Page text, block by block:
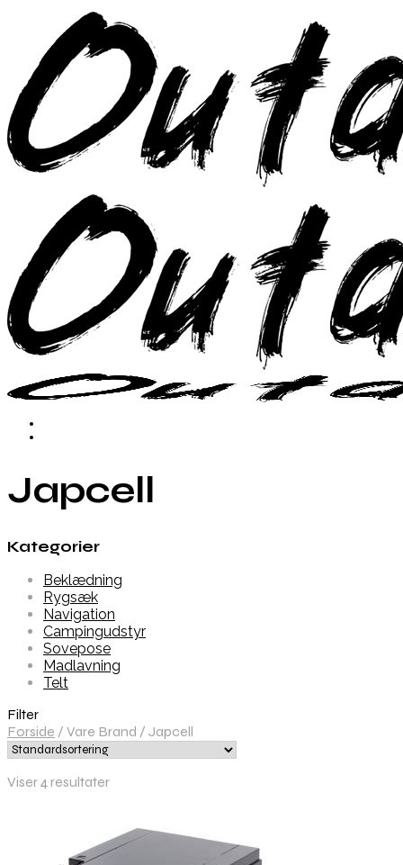
Japcell
Kategorier
Beklædning
Rygsæk
Navigation
Campingudstyr
Sovepose
Madlavning
Telt
Filter
Forside / Vare Brand / Japcell
Viser 4 resultater